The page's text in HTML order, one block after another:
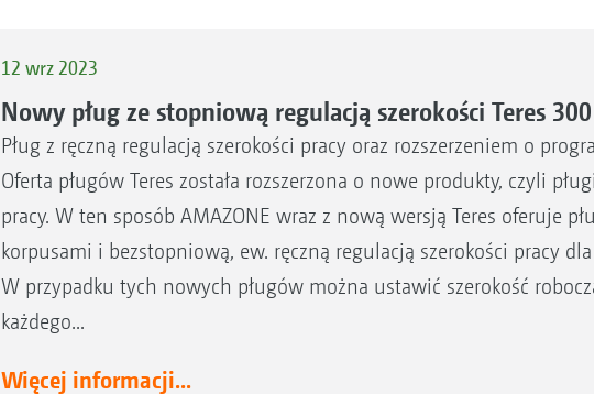
12 wrz 2023
Nowy pług ze stopniową regulacją szerokości Teres 300
Pług z ręczną regulacją szerokości pracy oraz rozszerzeniem o
Oferta pługów Teres została rozszerzona o nowe produkty, czyli
pracy. W ten sposób AMAZONE wraz z nową wersją Teres oferuje
korpusami i bezstopniową, ew. ręczną regulacją szerokości pracy
W przypadku tych nowych pługów można ustawić szerokość
każdego...
Więcej informacji...